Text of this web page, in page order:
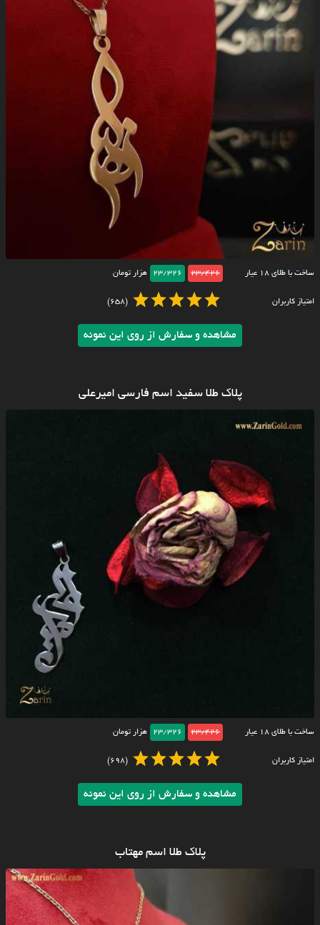
ساخت با طلای ۱۸ عیار 23/426
23/326 هزار تومان
امتیاز کاربران (658)
مشاهده و سفارش از روی این نمونه
پلاک طلا سفید اسم فارسی امیرعلی
ساخت با طلای ۱۸ عیار 23/426
23/326 هزار تومان
امتیاز کاربران (698)
مشاهده و سفارش از روی این نمونه
پلاک طلا اسم مهتاب